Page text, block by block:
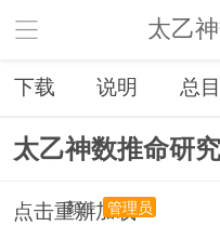
太乙
下载 说明 总
太乙神数推命研
点击重新加载
顏仕
管理员